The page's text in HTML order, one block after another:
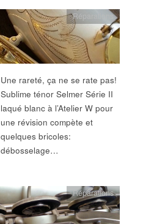
Réparations
Une rareté, ça ne se rate pas!
Sublime ténor Selmer Série II
laqué blanc à l’Atelier W pour
une révision compète et
quelques bricoles:
débosselage…
Réparations